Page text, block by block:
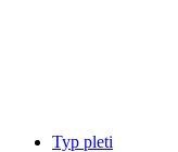
Typ pleti